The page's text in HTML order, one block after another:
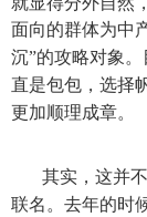
面向的群体为中
沉”的攻略对象。
直是包包，选择
更加顺理成章。
其实，这并
联名。去年的时